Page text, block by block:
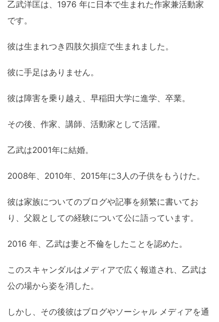
乙武洋匡は、1976 年に日本で生まれた作家兼活動家
です。
彼は生まれつき四肢欠損症で生まれました。
彼に手足はありません。
彼は障害を乗り越え、早稲田大学に進学、卒業。
その後、作家、講師、活動家として活躍。
乙武は2001年に結婚。
2008年、2010年、2015年に3人の子供をもうけた。
彼は家族についてのブログや記事を頻繁に書いてお
り、父親としての経験について公に語っています。
2016 年、乙武は妻と不倫をしたことを認めた。
このスキャンダルはメディアで広く報道され、乙武は
公の場から姿を消した。
しかし、その後彼はブログやソーシャル メディアを通